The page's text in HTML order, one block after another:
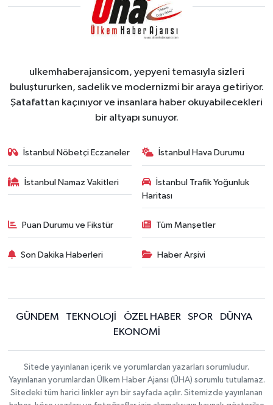
ulkemhaberajansicom, yepyeni temasıyla sizleri
buluştururken, sadelik ve modernizmi bir araya getiriyor.
Şatafattan kaçınıyor ve insanlara haber okuyabilecekleri
bir altyapı sunuyor.
İstanbul Nöbetçi Eczaneler İstanbul Hava Durumu
İstanbul Namaz Vakitleri
İstanbul Trafik Yoğunluk
Haritası
Puan Durumu ve Fikstür Tüm Manşetler
Son Dakika Haberleri Haber Arşivi
GÜNDEM TEKNOLOJİ ÖZEL HABER SPOR
DÜNYA
EKONOMİ
Sitede yayınlanan içerik ve yorumlardan yazarları sorumludur.
Yayınlanan yorumlardan Ülkem Haber Ajansı (ÜHA) sorumlu tutulamaz.
Sitedeki tüm harici linkler ayrı bir sayfada açılır. Sitemizde yayınlanan